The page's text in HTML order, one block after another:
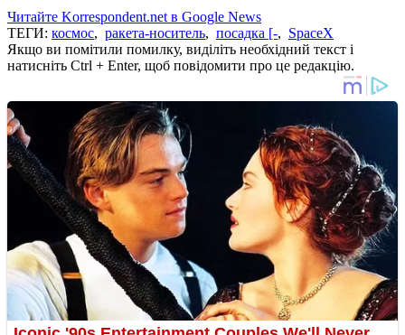
Читайте Korrespondent.net в Google News
ТЕГИ: космос, ракета-носитель, посадка [-, SpaceX
Якщо ви помітили помилку, виділіть необхідний текст і
натисніть Ctrl + Enter, щоб повідомити про це редакцію.